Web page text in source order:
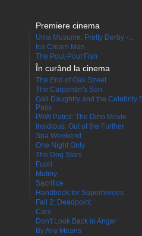
Premiere cinema
Uma Musume: Pretty Derby -...
Ice Cream Man
The Pout-Pout Fish
În curând la cinema
The End of Oak Street
The Carpenter's Son
Gail Daughtry and the Celebrity
Pass
PAW Patrol: The Dino Movie
Insidious: Out of the Further
Spa Weekend
One Night Only
The Dog Stars
Fuori
Mutiny
Sacrifice
Handbook for Superheroes
Fall 2: Deadpoint
Cars
Don't Look Back in Anger
By Any Means